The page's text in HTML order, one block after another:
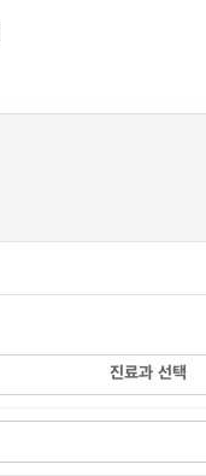
진료과 선택